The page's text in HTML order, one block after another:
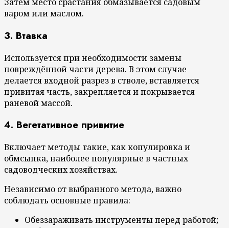
варом или маслом.
3. Втавка
Используется при необходимости замены
повреждённой части дерева. В этом случае
делается входной разрез в стволе, вставляется
привитая часть, закрепляется и покрывается
раневой массой.
4. Вегетативное привитие
Включает методы такие, как копулировка и
обмсыпка, наиболее популярные в частных
садоводческих хозяйствах.
Независимо от выбранного метода, важно
соблюдать основные правила:
Обеззараживать инструменты перед работой;